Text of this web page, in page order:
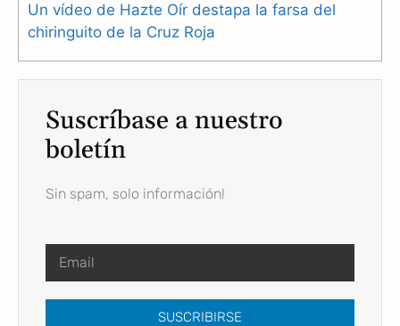
Un vídeo de Hazte Oír destapa la farsa del
chiringuito de la Cruz Roja
Suscríbase a nuestro
boletín
Sin spam, solo información!
SUSCRIBIRSE